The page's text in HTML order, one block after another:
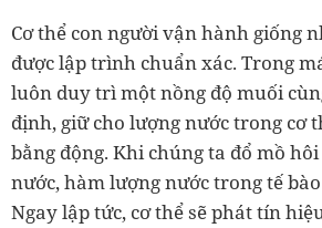
Cơ thể con người vận hành giống
được lập trình chuẩn xác. Trong
luôn duy trì một nồng độ muối
định, giữ cho lượng nước trong cơ
bằng động. Khi chúng ta đổ mồ
nước, hàm lượng nước trong tế
Ngay lập tức, cơ thể sẽ phát tín